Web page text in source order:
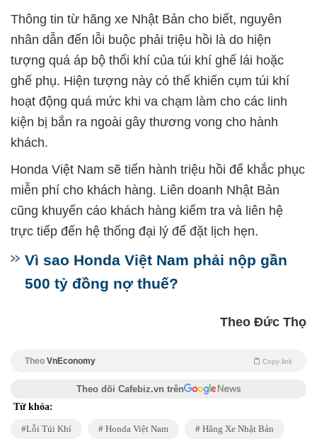
Thông tin từ hãng xe Nhật Bản cho biết, nguyên
nhân dẫn đến lỗi buộc phải triệu hồi là do hiện
tượng quá áp bộ thổi khí của túi khí ghế lái hoặc
ghế phụ. Hiện tượng này có thể khiến cụm túi khí
hoạt động quá mức khi va chạm làm cho các linh
kiện bị bắn ra ngoài gây thương vong cho hành
khách.
Honda Việt Nam sẽ tiến hành triệu hồi để khắc phục
miễn phí cho khách hàng. Liên doanh Nhật Bản
cũng khuyến cáo khách hàng kiểm tra và liên hệ
trực tiếp đến hệ thống đại lý để đặt lịch hẹn.
Vì sao Honda Việt Nam phải nộp gần
500 tỷ đồng nợ thuế?
Theo Đức Thọ
Theo ​VnEconomy Copy link
Theo dõi Cafebiz.vn trên
Từ khóa:
Lỗi Túi Khí Honda Việt Nam Hãng Xe Nhật Bản